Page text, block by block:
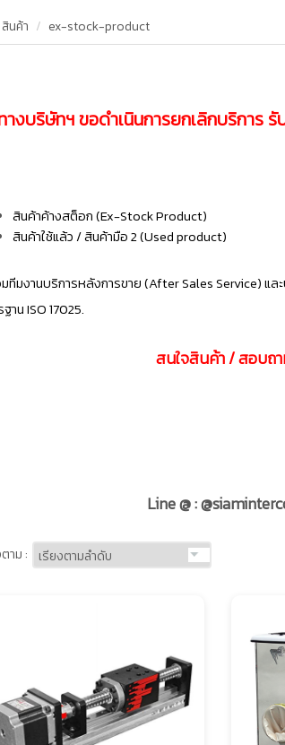
สินค้า ex-stock-product
างบริษัทฯ ขอดำเนินการยกเลิกบริการ
สินค้าค้างสต็อก (Ex-Stock Product)
สินค้าใช้แล้ว / สินค้ามือ 2 (Used product)
ทีมงานบริการหลังการขาย (After Sales Service) แ
าน ISO 17025.
สนใจสินค้า / สอบถ
Line @ :
าม :